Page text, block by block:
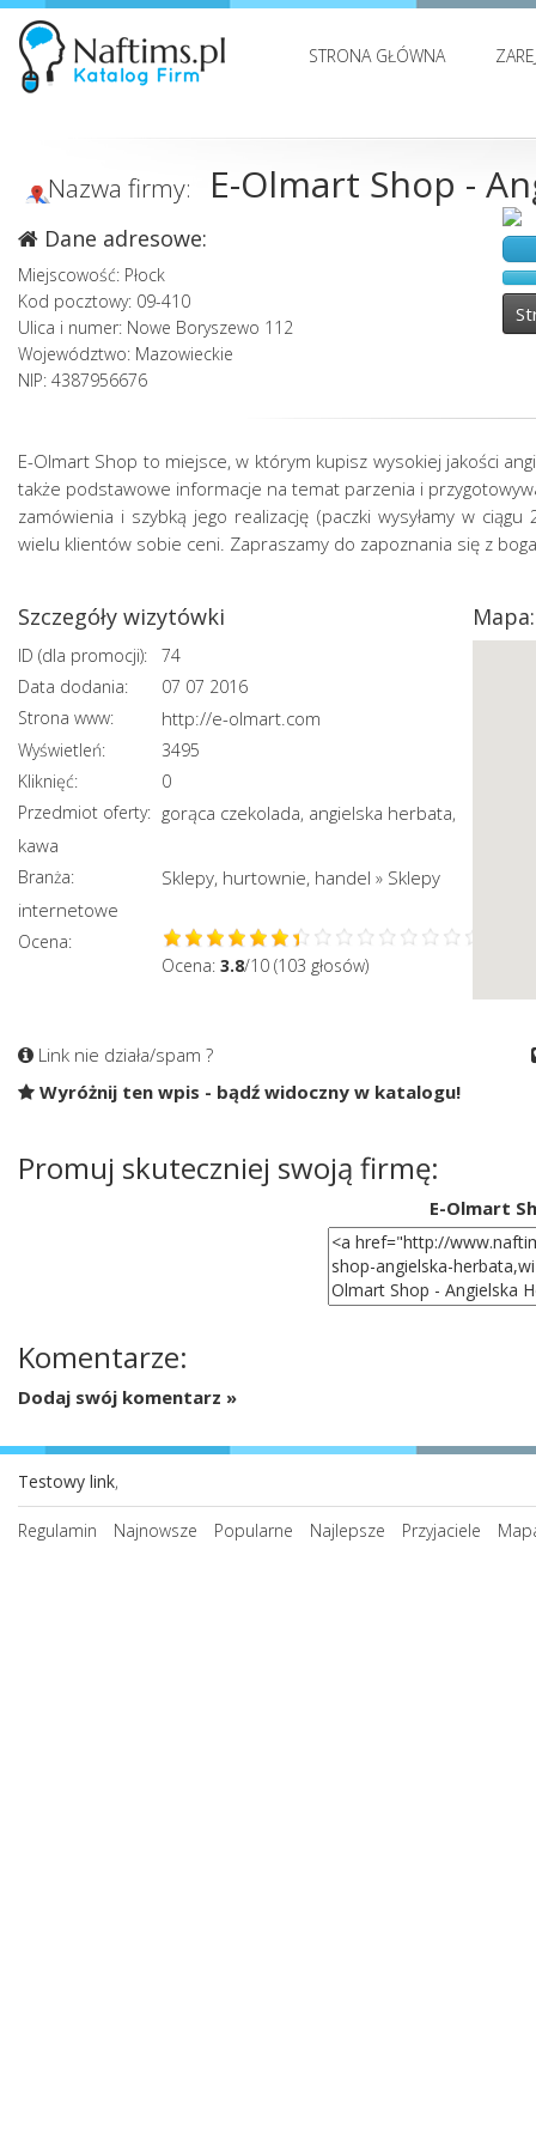
STRONA GŁÓWNA
Nazwa firmy: E-Olmart Shop -
Dane adresowe:
Miejscowość: Płock
Kod pocztowy: 09-410
Ulica i numer: Nowe Boryszewo 112
Województwo: Mazowieckie
NIP: 4387956676
E-Olmart Shop to miejsce, w którym kupisz wysokiej jakości
także podstawowe informacje na temat parzenia i
zamówienia i szybką jego realizację (paczki wysyłamy w
wielu klientów sobie ceni. Zapraszamy do zapoznania się z
Szczegóły wizytówki
ID (dla promocji):
74
Data dodania:
07 07 2016
Strona www:
http://e-olmart.com
Wyświetleń:
3495
Kliknięć:
0
Przedmiot oferty: gorąca czekolada, angielska herbata,
kawa
Branża: Sklepy, hurtownie, handel » Sklepy
internetowe
Ocena:
Ocena: 3.8/10 (103 głosów)
Mapa:
Link nie działa/spam ?
Wyróżnij ten wpis - bądź widoczny w katalogu!
Promuj skuteczniej swoją firmę:
E-Olmart
Komentarze:
Dodaj swój komentarz »
Testowy link,
Regulamin Najnowsze Popularne Najlepsze Przyjaciele